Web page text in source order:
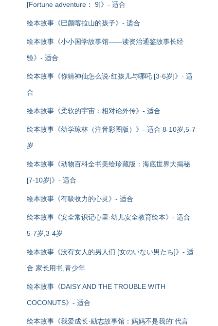
[Fortune adventure： 9]》- 适合
绘本故事《巴颜喀拉山的孩子》- 适合
绘本故事《小小国学故事馆——读资治通鉴故事长经
验》- 适合
绘本故事《你猜神仙怎么说·红孩儿与哪吒 [3-6岁]》- 适
合
绘本故事《柔软的宇宙：相对论外传》- 适合
绘本故事《幼学琼林（注音彩图版）》- 适合 8-10岁,5-7
岁
绘本故事《动物百科全书美绘珍藏版：海底世界大揭秘
[7-10岁]》- 适合
绘本故事《有吸收力的心灵》- 适合
绘本故事《安全常识记心里-幼儿安全教育绘本》- 适合
5-7岁,3-4岁
绘本故事《没有女人的男人们 [女のいない男たち]》- 适
合 家长用书,青少年
绘本故事《DAISY AND THE TROUBLE WITH
COCONUTS》- 适合
绘本故事《我爱成长·励志故事馆：妈妈不是我的“代言